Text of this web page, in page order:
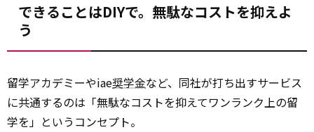
できることはDIYで。無駄なコストを抑えよ
う
留学アカデミーやiae奨学金など、同社が打ち出すサービス
に共通するのは「無駄なコストを抑えてワンランク上の留
学を」というコンセプト。